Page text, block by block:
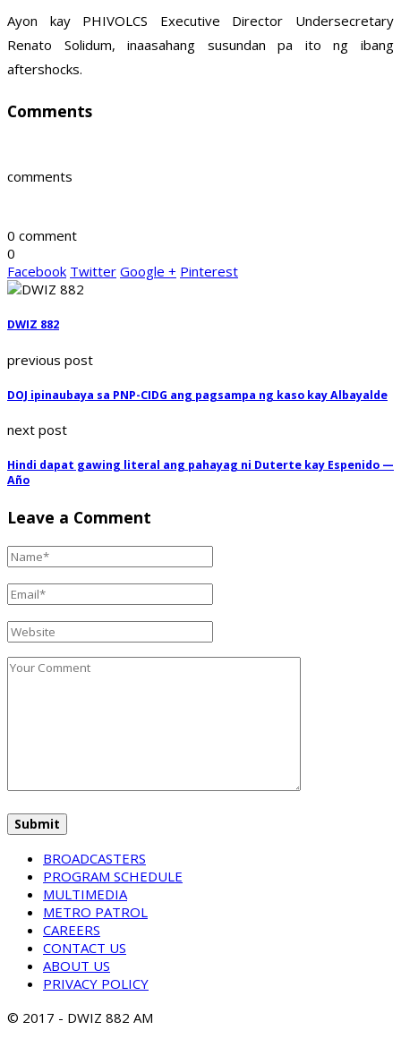
Ayon kay PHIVOLCS Executive Director Undersecretary
Renato Solidum, inaasahang susundan pa ito ng ibang
aftershocks.
Comments
comments
0 comment
0
Facebook Twitter Google + Pinterest
DWIZ 882
previous post
DOJ ipinaubaya sa PNP-CIDG ang pagsampa ng kaso kay Albayalde
next post
Hindi dapat gawing literal ang pahayag ni Duterte kay Espenido —
Año
Leave a Comment
BROADCASTERS
PROGRAM SCHEDULE
MULTIMEDIA
METRO PATROL
CAREERS
CONTACT US
ABOUT US
PRIVACY POLICY
© 2017 - DWIZ 882 AM